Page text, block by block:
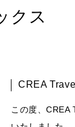
クス
CREA
この度、CREA